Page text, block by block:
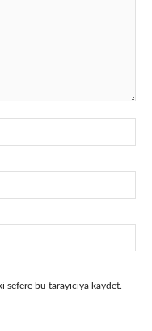
bu tarayıcıya kaydet.